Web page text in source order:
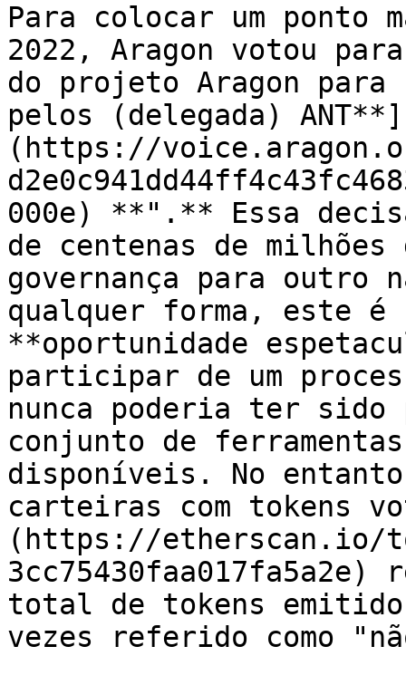
Para colocar um ponto
2022, Aragon votou
do projeto Aragon para
pelos (delegada) ANT**]
(https://
000e) **".** Essa
de centenas de
governança para outro
qualquer forma, este é
**oportunidade
participar de um
nunca poderia ter sido
conjunto de
disponíveis. No
carteiras com tokens
(https://etherscan.io/
3cc75430faa017fa5a2e)
total de tokens
vezes referido como